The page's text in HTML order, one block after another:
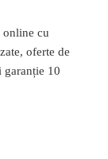
online cu
oferte de
garanție 10